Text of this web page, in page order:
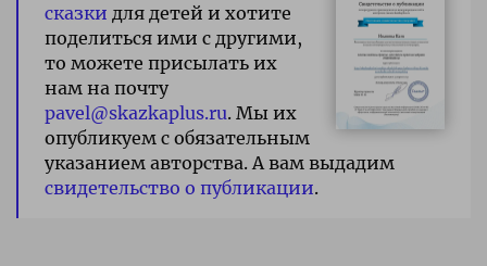
сказки для детей и хотите
поделиться ими с другими,
то можете присылать их
нам на почту
pavel@skazkaplus.ru. Мы их
опубликуем с обязательным
указанием авторства. А вам выдадим
свидетельство о публикации.